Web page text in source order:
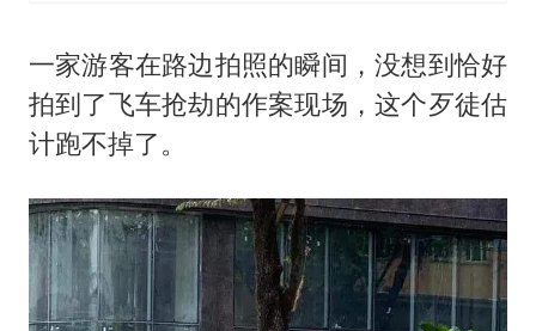
一家游客在路边拍照的瞬间，没想到恰好
拍到了飞车抢劫的作案现场，这个歹徒估
计跑不掉了。